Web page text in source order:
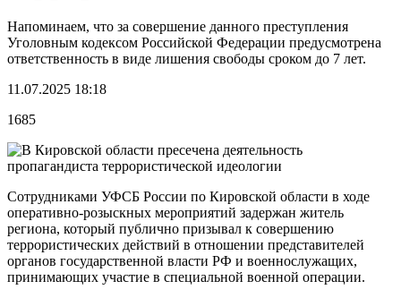
Напоминаем, что за совершение данного преступления
Уголовным кодексом Российской Федерации предусмотрена
ответственность в виде лишения свободы сроком до 7 лет.
11.07.2025 18:18
1685
Сотрудниками УФСБ России по Кировской области в ходе
оперативно-розыскных мероприятий задержан житель
региона, который публично призывал к совершению
террористических действий в отношении представителей
органов государственной власти РФ и военнослужащих,
принимающих участие в специальной военной операции.